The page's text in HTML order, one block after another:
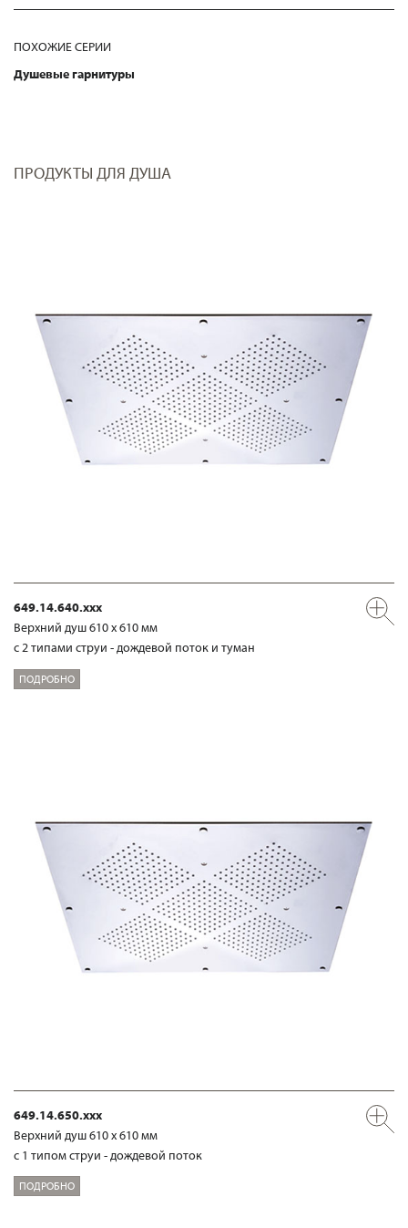
ПОХОЖИЕ СЕРИИ
Душевые гарнитуры
ПРОДУКТЫ ДЛЯ ДУША
649.14.640.xxx
Верхний душ 610 х 610 мм
с 2 типами струи - дождевой поток и туман
ПОДРОБНО
649.14.650.xxx
Верхний душ 610 х 610 мм
с 1 типом струи - дождевой поток
ПОДРОБНО